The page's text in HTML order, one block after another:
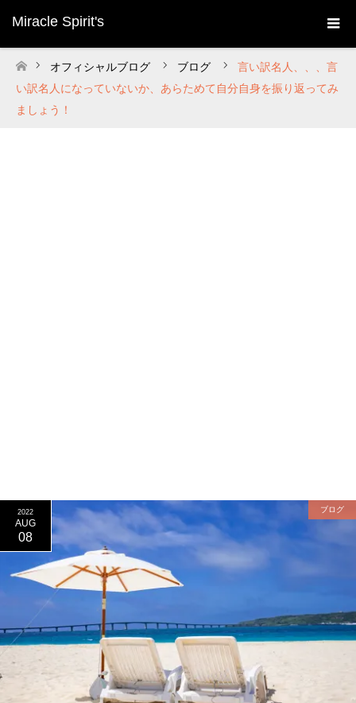
Miracle Spirit's
ホーム
オフィシャルブログ ブログ
言い訳名人、、、言
い訳名人になっていないか、あらためて自分自身を振り返ってみ
ましょう！
2022
AUG
08
ブログ